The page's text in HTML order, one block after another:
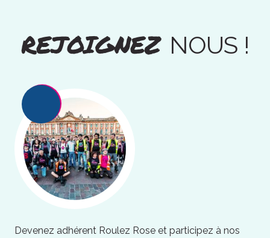
REJOIGNEZ NOUS !
Devenez adhérent Roulez Rose et participez à nos